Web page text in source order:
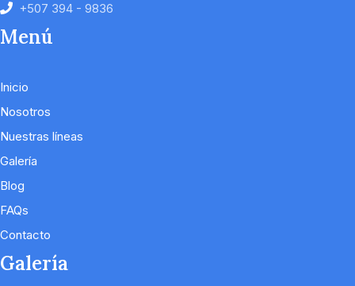
+507 394 - 9836
Menú
Inicio
Nosotros
Nuestras líneas
Galería
Blog
FAQs
Contacto
Galería